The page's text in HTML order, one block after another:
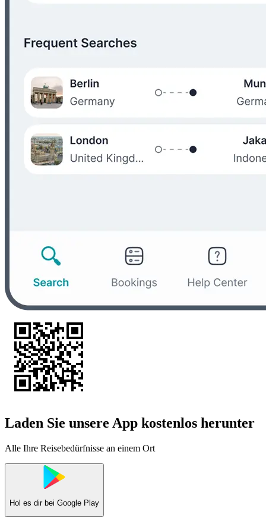
Laden Sie unsere App kostenlos herunter
Alle Ihre Reisebedürfnisse an einem Ort
Hol es dir bei Google Play